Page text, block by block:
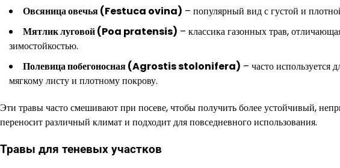
Овсяница овечья (Festuca ovina) – популярный вид с густой и
Мятлик луговой (Poa pratensis) – классика газонных трав,
зимостойкостью.
Полевица побегоносная (Agrostis stolonifera) – часто используется
мягкому листу и плотному покрову.
Эти травы часто смешивают при посеве, чтобы получить более устойчивый,
переносит различный климат и подходит для повседневного использования.
Травы для теневых участков